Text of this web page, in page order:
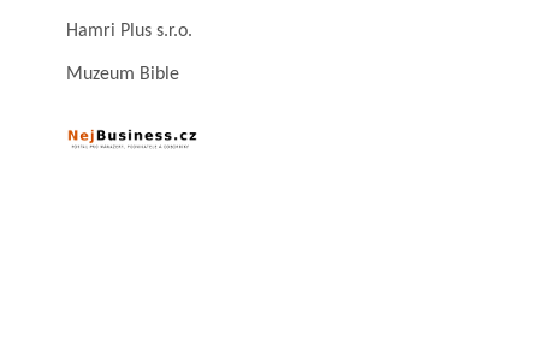
Hamri Plus s.r.o.
Muzeum Bible